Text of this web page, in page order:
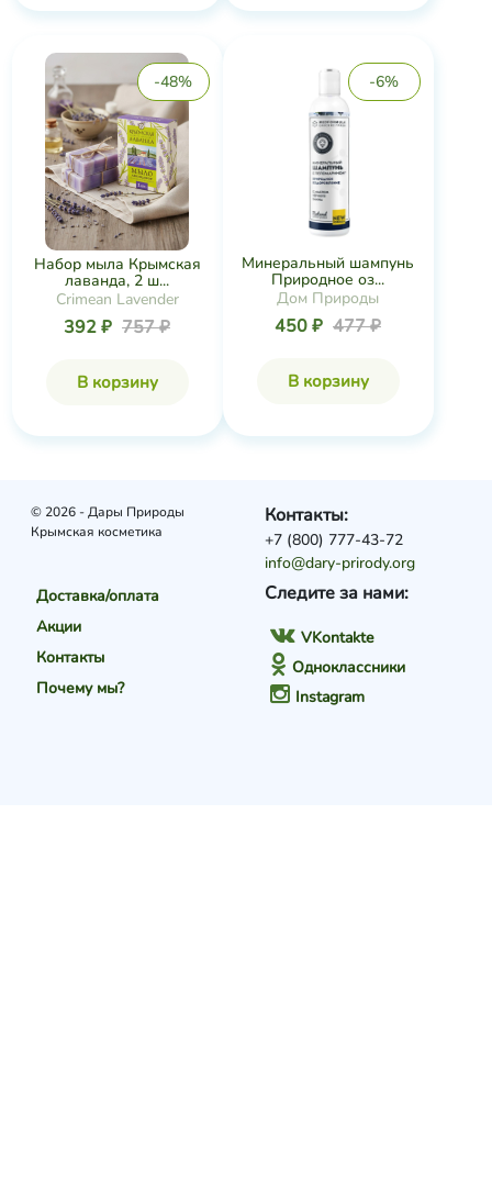
-48%
Набор мыла Крымская
лаванда, 2 ш...
Crimean Lavender
392 ₽ 757 ₽
В корзину
-6%
Минеральный шампунь
Природное оз...
Дом Природы
450 ₽ 477 ₽
В корзину
© 2026 - Дары Природы
Крымская косметика
Доставка/оплата
Акции
Контакты
Почему мы?
Следите за нами:
VKontakte
Одноклассники
Instagram
Контакты:
+7 (800) 777-43-72
info@dary-prirody.org